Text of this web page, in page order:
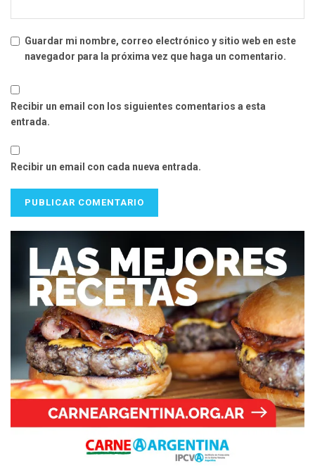
Guardar mi nombre, correo electrónico y sitio web en este
navegador para la próxima vez que haga un comentario.
Recibir un email con los siguientes comentarios a esta
entrada.
Recibir un email con cada nueva entrada.